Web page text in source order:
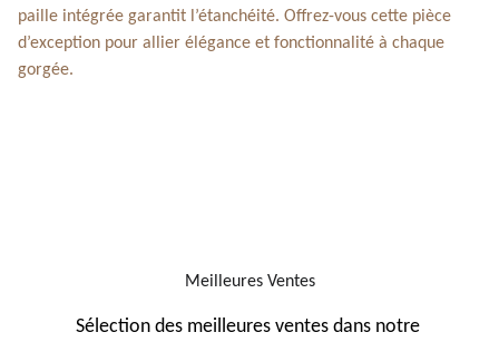
paille intégrée garantit l’étanchéité. Offrez-vous cette pièce
d’exception pour allier élégance et fonctionnalité à chaque
gorgée.
Meilleures Ventes
Sélection des meilleures ventes dans notre